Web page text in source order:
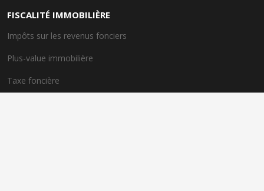
FISCALITÉ IMMOBILIÈRE
Impôts sur les revenus fonciers
Plus-value immobilière
Taxe foncière